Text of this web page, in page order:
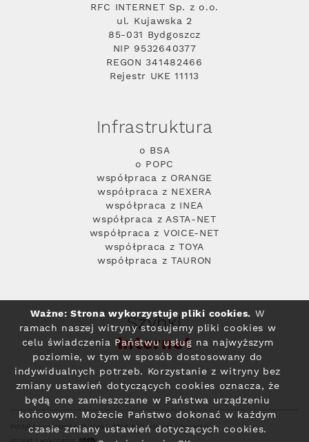
RFC INTERNET Sp. z o.o.
ul. Kujawska 2
85-031 Bydgoszcz
NIP 9532640377
REGON 341482466
Rejestr UKE 11113
Infrastruktura
o BSA
o POPC
współpraca z ORANGE
współpraca z NEXERA
współpraca z INEA
współpraca z ASTA-NET
współpraca z VOICE-NET
współpraca z TOYA
współpraca z TAURON
Szybki
Internet
Polityka prywatności© 2004 - 2026 RFC Internet i Telewizja
Ważne: Strona wykorzystuje pliki cookies. W
ramach naszej witryny stosujemy pliki cookies w
celu świadczenia Państwu usług na najwyższym
poziomie, w tym w sposób dostosowany do
indywidualnych potrzeb. Korzystanie z witryny bez
zmiany ustawień dotyczących cookies oznacza, że
będą one zamieszczane w Państwa urządzeniu
końcowym. Możecie Państwo dokonać w każdym
czasie zmiany ustawień dotyczących cookies.